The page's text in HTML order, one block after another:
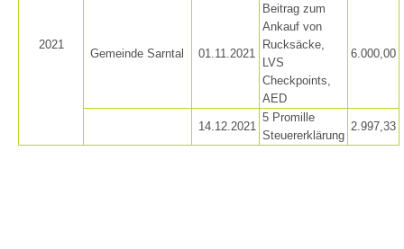
2021
Gemeinde Sarntal 01.11.2021
Beitrag zum
Ankauf von
Rucksäcke,
LVS
Checkpoints,
AED
6.000,00
14.12.2021
5 Promille
Steuererklärung
2.997,33